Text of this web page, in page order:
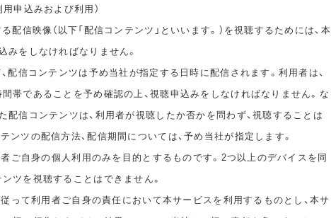
申込みおよび利用）
配信映像（以下「配信コンテンツ」といいます。）を視聴するためには、本
みをしなければなりません。
配信コンテンツは予め当社が指定する日時に配信されます。利用者は、
帯であることを予め確認の上、視聴申込みをしなければなりません。な
配信コンテンツは、利用者が視聴したか否かを問わず、視聴することは
ンツの配信方法、配信期間については、予め当社が指定します。
ご自身の個人利用のみを目的とするものです。2つ以上のデバイスを同
ツを視聴することはできません。
って利用者ご自身の責任において本サービスを利用するものとし、本サ